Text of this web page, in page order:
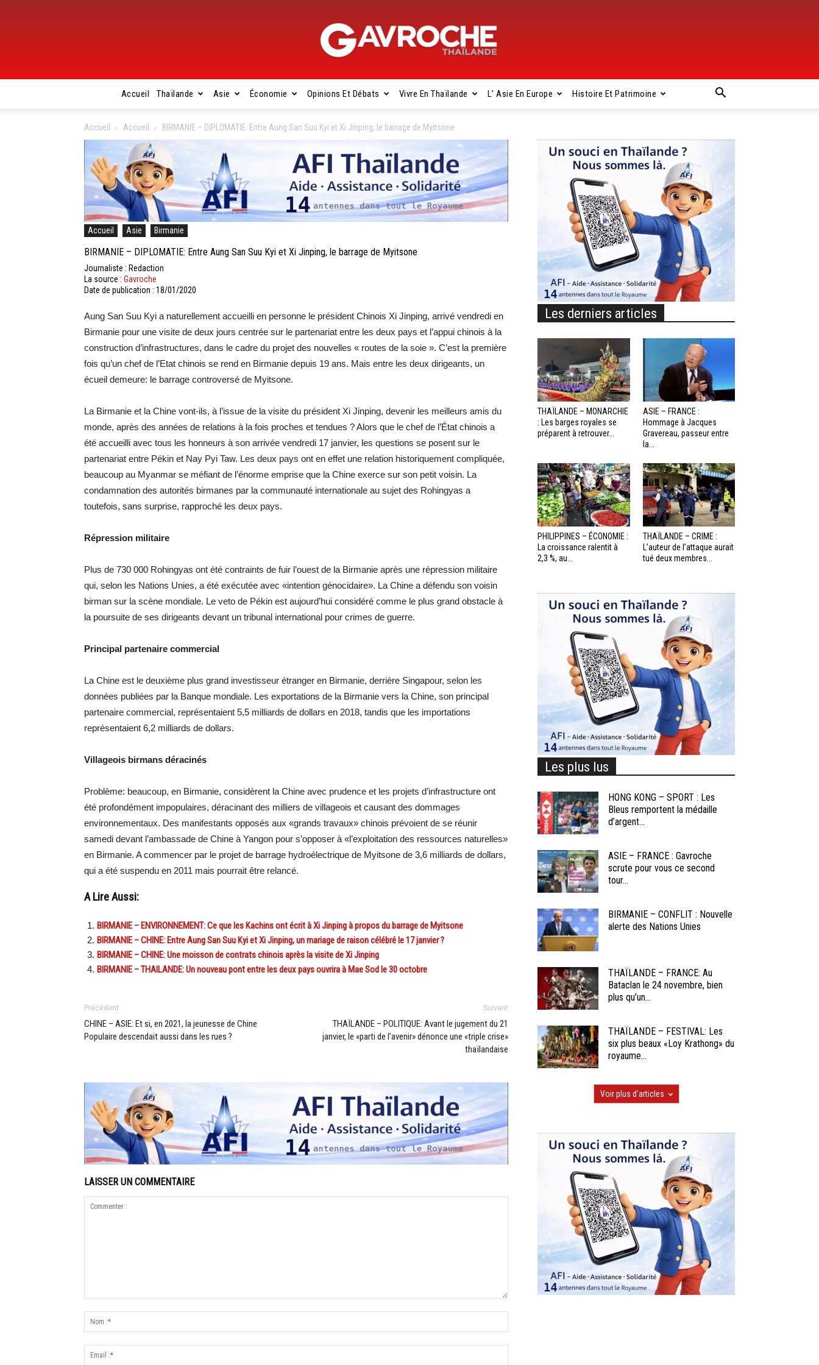
Gavroche
Thaïlande
Accueil Thaïlande Asie Économie Opinions Et Débats Vivre En Thaïlande L’ Asie En Europe Histoire Et Patrimoine
Accueil Accueil BIRMANIE – DIPLOMATIE: Entre Aung San Suu Kyi et Xi Jinping, le barrage de Myitsone
Accueil Asie Birmanie
BIRMANIE – DIPLOMATIE: Entre Aung San Suu Kyi et Xi Jinping, le barrage de Myitsone
Journaliste : Redaction
La source : Gavroche
Date de publication : 18/01/2020
Aung San Suu Kyi a naturellement accueilli en personne le président Chinois Xi Jinping, arrivé vendredi en
Birmanie pour une visite de deux jours centrée sur le partenariat entre les deux pays et l’appui chinois à la
construction d’infrastructures, dans le cadre du projet des nouvelles « routes de la soie ». C’est la première
fois qu’un chef de l’Etat chinois se rend en Birmanie depuis 19 ans. Mais entre les deux dirigeants, un
écueil demeure: le barrage controversé de Myitsone.
La Birmanie et la Chine vont-ils, à l’issue de la visite du président Xi Jinping, devenir les meilleurs amis du
monde, après des années de relations à la fois proches et tendues ? Alors que le chef de l’État chinois a
été accueilli avec tous les honneurs à son arrivée vendredi 17 janvier, les questions se posent sur le
partenariat entre Pékin et Nay Pyi Taw. Les deux pays ont en effet une relation historiquement compliquée,
beaucoup au Myanmar se méfiant de l’énorme emprise que la Chine exerce sur son petit voisin. La
condamnation des autorités birmanes par la communauté internationale au sujet des Rohingyas a
toutefois, sans surprise, rapproché les deux pays.
Répression militaire
Plus de 730 000 Rohingyas ont été contraints de fuir l’ouest de la Birmanie après une répression militaire
qui, selon les Nations Unies, a été exécutée avec «intention génocidaire». La Chine a défendu son voisin
birman sur la scène mondiale. Le veto de Pékin est aujourd’hui considéré comme le plus grand obstacle à
la poursuite de ses dirigeants devant un tribunal international pour crimes de guerre.
Principal partenaire commercial
La Chine est le deuxième plus grand investisseur étranger en Birmanie, derrière Singapour, selon les
données publiées par la Banque mondiale. Les exportations de la Birmanie vers la Chine, son principal
partenaire commercial, représentaient 5,5 milliards de dollars en 2018, tandis que les importations
représentaient 6,2 milliards de dollars.
Villageois birmans déracinés
Problème: beaucoup, en Birmanie, considèrent la Chine avec prudence et les projets d’infrastructure ont
été profondément impopulaires, déracinant des milliers de villageois et causant des dommages
environnementaux. Des manifestants opposés aux «grands travaux» chinois prévoient de se réunir
samedi devant l’ambassade de Chine à Yangon pour s’opposer à «l’exploitation des ressources naturelles»
en Birmanie. A commencer par le projet de barrage hydroélectrique de Myitsone de 3,6 milliards de dollars,
qui a été suspendu en 2011 mais pourrait être relancé.
A Lire Aussi:
BIRMANIE – ENVIRONNEMENT: Ce que les Kachins ont écrit à Xi Jinping à propos du barrage de Myitsone
BIRMANIE – CHINE: Entre Aung San Suu Kyi et Xi Jinping, un mariage de raison célébré le 17 janvier ?
BIRMANIE – CHINE: Une moisson de contrats chinois après la visite de Xi Jinping
BIRMANIE – THAILANDE: Un nouveau pont entre les deux pays ouvrira à Mae Sod le 30 octobre
Précédent
CHINE – ASIE: Et si, en 2021, la jeunesse de Chine
Populaire descendait aussi dans les rues ?
Suivant
THAÏLANDE – POLITIQUE: Avant le jugement du 21
janvier, le «parti de l’avenir» dénonce une «triple crise»
thaïlandaise
LAISSER UN COMMENTAIRE
Les derniers articles
THAÏLANDE – MONARCHIE
: Les barges royales se
préparent à retrouver...
ASIE – FRANCE :
Hommage à Jacques
Gravereau, passeur entre
la...
PHILIPPINES – ÉCONOMIE :
La croissance ralentit à
2,3 %, au...
THAÏLANDE – CRIME :
L’auteur de l’attaque aurait
tué deux membres...
Les plus lus
HONG KONG – SPORT : Les
Bleus remportent la médaille
d’argent...
ASIE – FRANCE : Gavroche
scrute pour vous ce second
tour...
BIRMANIE – CONFLIT : Nouvelle
alerte des Nations Unies
THAÏLANDE – FRANCE: Au
Bataclan le 24 novembre, bien
plus qu’un...
THAÏLANDE – FESTIVAL: Les
six plus beaux «Loy Krathong» du
royaume...
Voir plus d'articles